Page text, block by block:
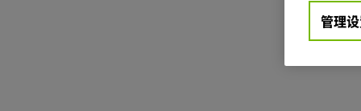
管理